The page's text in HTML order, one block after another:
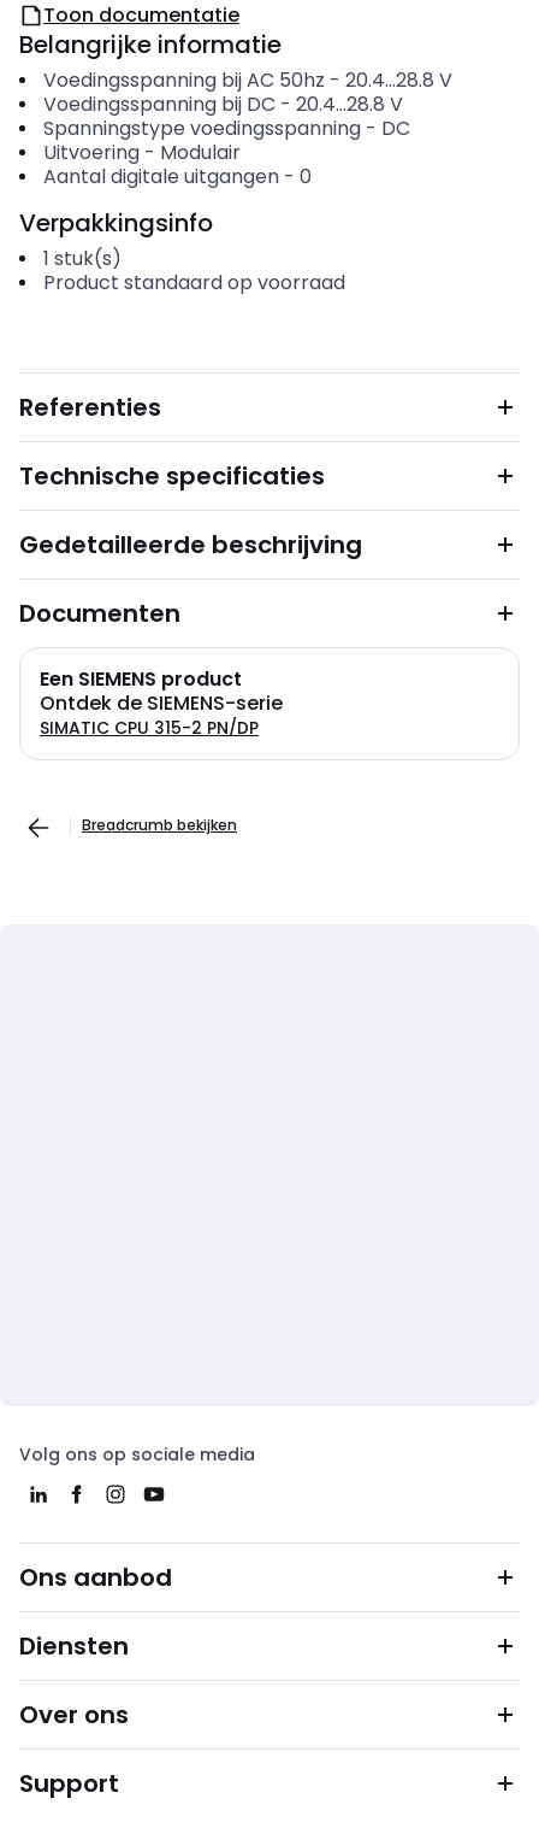
Toon documentatie
Belangrijke informatie
Voedingsspanning bij AC 50hz - 20.4...28.8 V
Voedingsspanning bij DC - 20.4...28.8 V
Spanningstype voedingsspanning- DC
Uitvoering- Modulair
Aantal digitale uitgangen- 0
Verpakkingsinfo
1 stuk(s)
Product standaard op voorraad
Referenties
Technische specificaties
Gedetailleerde beschrijving
Documenten
Een SIEMENS product
Ontdek de SIEMENS-serie
SIMATIC CPU 315-2 PN/DP
Breadcrumb bekijken
Volg ons op sociale media
Ons aanbod
Diensten
Over ons
Support